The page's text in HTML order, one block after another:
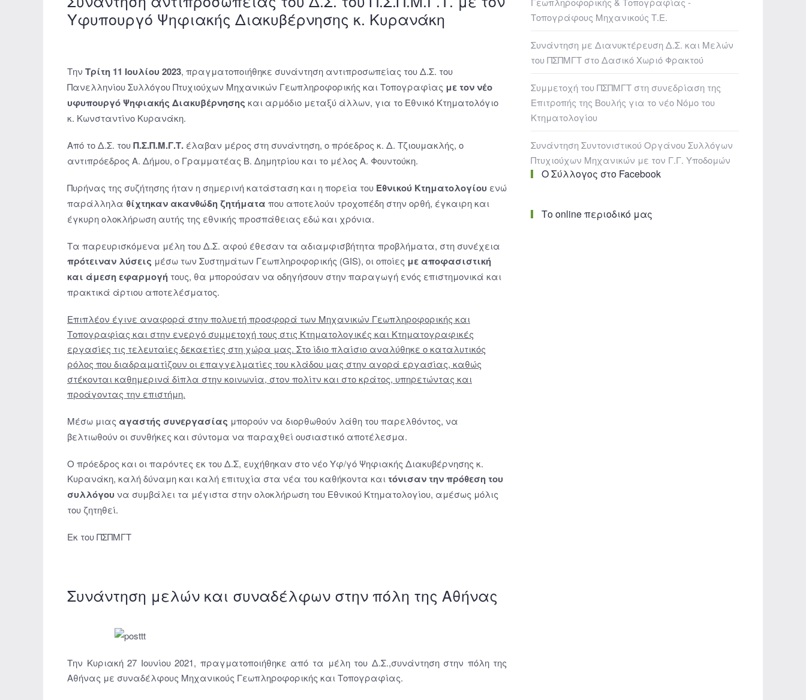
Υφυπουργό Ψηφιακής Διακυβέρνησης κ. Κυρανάκη
Την Τρίτη 11 Ιουλίου 2023, πραγματοποιήθηκε συνάντηση αντιπροσωπείας του Δ.Σ. του
Πανελληνίου Συλλόγου Πτυχιούχων Μηχανικών Γεωπληροφορικής και Τοπογραφίας με τον νέο
υφυπουργό Ψηφιακής Διακυβέρνησης και αρμόδιο μεταξύ άλλων, για το Εθνικό Κτηματολόγιο
κ. Κωνσταντίνο Κυρανάκη.
Από το Δ.Σ. τουΠ.Σ.Π.Μ.Γ.Τ. έλαβαν μέρος στη συνάντηση, ο πρόεδρος κ. Δ. Τζιουμακλής, ο
αντιπρόεδρος Α. Δήμου, ο Γραμματέας Β. Δημητρίου και το μέλος Α. Φουντούκη.
Πυρήνας της συζήτησης ήταν η σημερινή κατάσταση και η πορεία του Εθνικού Κτηματολογίου ενώ
παράλληλα θίχτηκαν ακανθώδη ζητήματα που αποτελούν τροχοπέδη στην ορθή, έγκαιρη και
έγκυρη ολοκλήρωση αυτής της εθνικής προσπάθειας εδώ και χρόνια.
Τα παρευρισκόμενα μέλη του Δ.Σ. αφού έθεσαν τα αδιαμφισβήτητα προβλήματα, στη συνέχεια
πρότειναν λύσεις μέσω των Συστημάτων Γεωπληροφορικής (GIS), οι οποίες με αποφασιστική
και άμεση εφαρμογή τους, θα μπορούσαν να οδηγήσουν στην παραγωγή ενός επιστημονικά και
πρακτικά άρτιου αποτελέσματος.
Επιπλέον έγινε αναφορά στην πολυετή προσφορά των Μηχανικών Γεωπληροφορικής και
Τοπογραφίας και στην ενεργό συμμετοχή τους στις Κτηματολογικές και Κτηματογραφικές
εργασίες τις τελευταίες δεκαετίες στη χώρα μας. Στο ίδιο πλαίσιο αναλύθηκε ο καταλυτικός
ρόλος που διαδραματίζουν οι επαγγελματίες του κλάδου μας στην αγορά εργασίας, καθώς
στέκονται καθημερινά δίπλα στην κοινωνία, στον πολίτν και στο κράτος, υπηρετώντας και
προάγοντας την επιστήμη.
Μέσω μιας αγαστής συνεργασίας μπορούν να διορθωθούν λάθη του παρελθόντος, να
βελτιωθούν οι συνθήκες και σύντομα να παραχθεί ουσιαστικό αποτέλεσμα.
Ο πρόεδρος και οι παρόντες εκ του Δ.Σ, ευχήθηκαν στο νέο Υφ/γό Ψηφιακής Διακυβέρνησης κ.
Κυρανάκη, καλή δύναμη και καλή επιτυχία στα νέα του καθήκοντα και τόνισαν την πρόθεση του
συλλόγουνα συμβάλει τα μέγιστα στην ολοκλήρωση του Εθνικού Κτηματολογίου, αμέσως μόλις
του ζητηθεί.
Εκ του ΠΣΠΜΓΤ
Συνάντηση μελών και συναδέλφων στην πόλη της Αθήνας
Την Κυριακή 27 Ιουνίου 2021, πραγματοποιήθηκε από τα μέλη του Δ.Σ.,συνάντηση στην πόλη της
Αθήνας με συναδέλφους Μηχανικούς Γεωπληροφορικής και Τοπογραφίας.
Τοπογράφους Μηχανικούς Τ.Ε.
Συνάντηση με Διανυκτέρευση Δ.Σ. και Μελών
του ΠΣΠΜΓΤ στο Δασικό Χωριό Φρακτού
Συμμετοχή του ΠΣΠΜΓΤ στη συνεδρίαση της
Επιτροπής της Βουλής για το νέο Νόμο του
Κτηματολογίου
Συνάντηση Συντονιστικού Οργάνου Συλλόγων
Πτυχιούχων Μηχανικών με τον Γ.Γ. Υποδομών
Ο Σύλλογος στο Facebook
Το online περιοδικό μας